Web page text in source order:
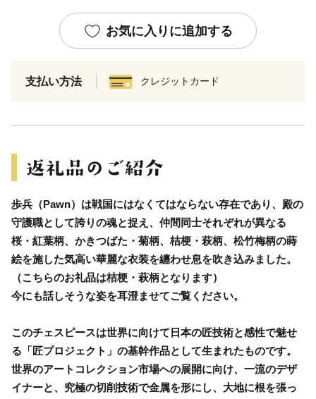
お気に入りに追加する
支払い方法 クレジットカード
歩兵（Pawn）は戦国にはなくてはならない存在であり、殿の
守護職として誇りの魂と捉え、仲間同士それぞれが異なる
桜・紅葉柄、かきつばた・菊柄、桔梗・萩柄、松竹梅柄の蒔
絵を施した気高い華麗な衣装を纏わせ息を吹き込みました。
（こちらのお礼品は桔梗・萩柄となります）
今にも話しそうな姿を耳澄ませてご覧ください。
このチェスピースは世界に向けて日本の匠技術と感性で魅せ
る「匠プロジェクト」の基幹作品として生まれたものです。
世界のアートコレクション市場への展開に向け、一流のデザ
イナーと、究極の切削技術で金属を形にし、大地に根を張っ